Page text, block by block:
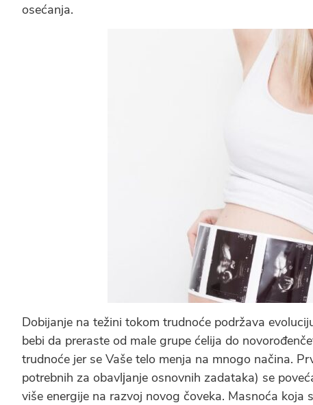
osećanja.
Dobijanje na težini tokom trudnoće podržava
bebi da preraste od male grupe ćelija do
trudnoće jer se Vaše telo menja na mnogo načina.
potrebnih za obavlјanje osnovnih zadataka) se
više energije na razvoj novog čoveka. Masnoća